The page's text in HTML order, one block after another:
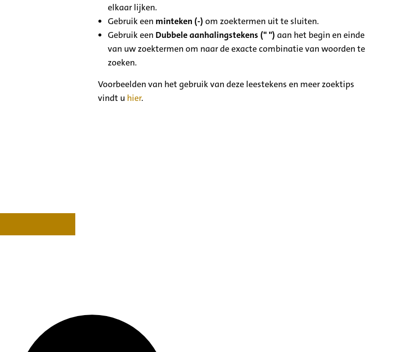
elkaar lijken.
Gebruik een minteken (-) om zoektermen uit te sluiten.
Gebruik een Dubbele aanhalingstekens (" ") aan het begin en einde
van uw zoektermen om naar de exacte combinatie van woorden te
zoeken.
Voorbeelden van het gebruik van deze leestekens en meer zoektips
vindt u hier.